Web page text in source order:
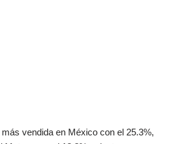
vendida en México con el 25.3%,